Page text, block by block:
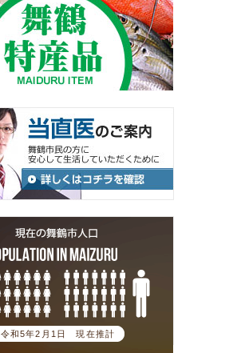
令和5年2月1日 現在推計